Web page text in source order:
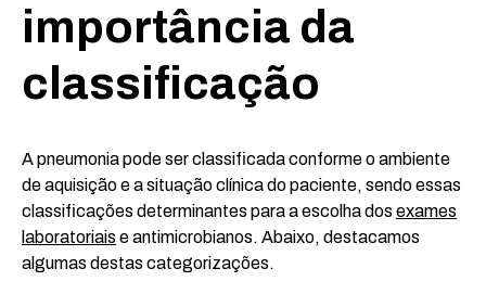
importância da
classificação
A pneumonia pode ser classificada conforme o ambiente
de aquisição e a situação clínica do paciente, sendo essas
classificações determinantes para a escolha dos exames
laboratoriais e antimicrobianos. Abaixo, destacamos
algumas destas categorizações.